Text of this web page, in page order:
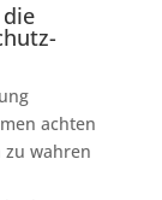
achten
zu wahren